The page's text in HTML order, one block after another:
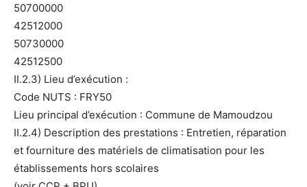
50700000
42512000
50730000
42512500
II.2.3) Lieu d’exécution :
Code NUTS : FRY50
Lieu principal d’exécution : Commune de Mamoudzou
II.2.4) Description des prestations : Entretien, réparation
et fourniture des matériels de climatisation pour les
établissements hors scolaires